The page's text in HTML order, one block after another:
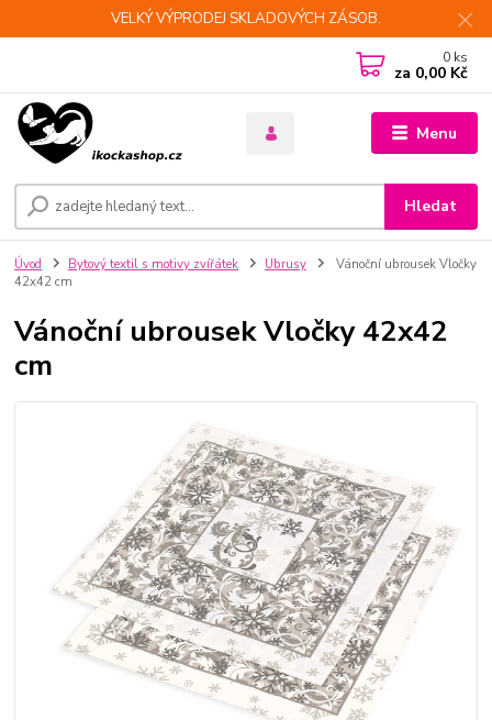
VELKÝ VÝPRODEJ SKLADOVÝCH ZÁSOB.
Menu
Hledat
0 ks
za 0,00 Kč
Úvod Bytový textil s motivy zvířátek Ubrusy
Vánoční ubrousek Vločky
42x42 cm
Vánoční ubrousek Vločky 42x42
cm